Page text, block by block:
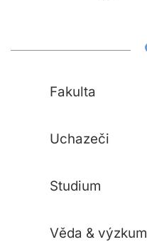
Fakulta
Uchazeči
Studium
Věda & výzkum